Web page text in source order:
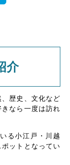
介
歴史、文化など
なら一度は訪れ
る小江戸・川越
ットとなってい